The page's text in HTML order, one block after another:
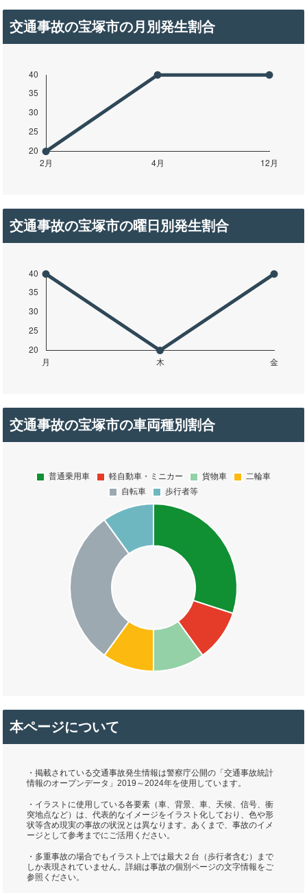
交通事故の宝塚市の月別発生割合
交通事故の宝塚市の曜日別発生割合
交通事故の宝塚市の車両種別割合
本ページについて
・掲載されている交通事故発生情報は警察庁公開の「交通事故統計
情報のオープンデータ」2019～2024年を使用しています。
・イラストに使用している各要素（車、背景、車、天候、信号、衝
突地点など）は、代表的なイメージをイラスト化しており、色や形
状等含め現実の事故の状況とは異なります。あくまで、事故のイメ
ージとして参考までにご活用ください。
・多重事故の場合でもイラスト上では最大２台（歩行者含む）まで
しか表現されていません。詳細は事故の個別ページの文字情報をご
参照ください。